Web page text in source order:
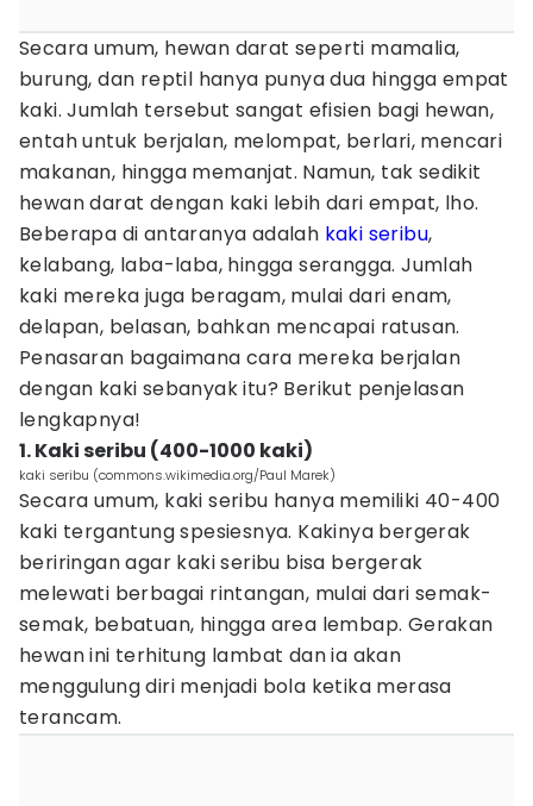
Secara umum, hewan darat seperti mamalia,
burung, dan reptil hanya punya dua hingga empat
kaki. Jumlah tersebut sangat efisien bagi hewan,
entah untuk berjalan, melompat, berlari, mencari
makanan, hingga memanjat. Namun, tak sedikit
hewan darat dengan kaki lebih dari empat, lho.
Beberapa di antaranya adalah kaki seribu,
kelabang, laba-laba, hingga serangga. Jumlah
kaki mereka juga beragam, mulai dari enam,
delapan, belasan, bahkan mencapai ratusan.
Penasaran bagaimana cara mereka berjalan
dengan kaki sebanyak itu? Berikut penjelasan
lengkapnya!
1. Kaki seribu (400-1000 kaki)
kaki seribu (commons.wikimedia.org/Paul Marek)
Secara umum, kaki seribu hanya memiliki 40-400
kaki tergantung spesiesnya. Kakinya bergerak
beriringan agar kaki seribu bisa bergerak
melewati berbagai rintangan, mulai dari semak-
semak, bebatuan, hingga area lembap. Gerakan
hewan ini terhitung lambat dan ia akan
menggulung diri menjadi bola ketika merasa
terancam.